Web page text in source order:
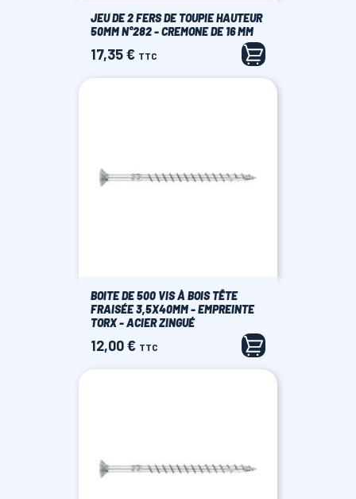
JEU DE 2 FERS DE TOUPIE HAUTEUR
50MM N°282 - CREMONE DE 16 MM
Prix
17,35 € TTC
BOITE DE 500 VIS À BOIS TÊTE
FRAISÉE 3,5X40MM - EMPREINTE
TORX - ACIER ZINGUÉ
Prix
12,00 € TTC